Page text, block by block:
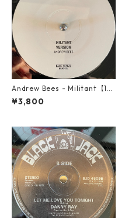
Andrew Bees ‎- Militant【12-
50066】
¥3,800